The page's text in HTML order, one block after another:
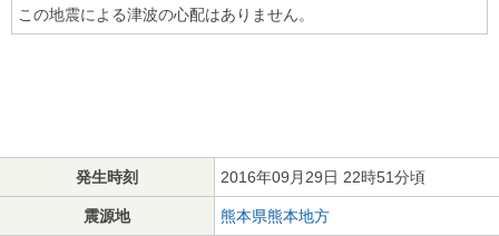
この地震による津波の心配はありません。
発生時刻 2016年09月29日 22時51分頃
震源地 熊本県熊本地方